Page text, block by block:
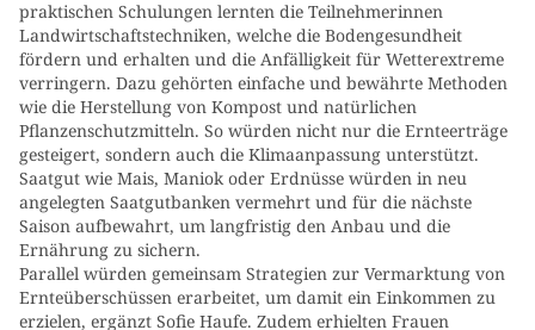
praktischen Schulungen lernten die Teilnehmerinnen
Landwirtschaftstechniken, welche die Bodengesundheit
fördern und erhalten und die Anfälligkeit für Wetterextreme
verringern. Dazu gehörten einfache und bewährte Methoden
wie die Herstellung von Kompost und natürlichen
Pflanzenschutzmitteln. So würden nicht nur die Ernteerträge
gesteigert, sondern auch die Klimaanpassung unterstützt.
Saatgut wie Mais, Maniok oder Erdnüsse würden in neu
angelegten Saatgutbanken vermehrt und für die nächste
Saison aufbewahrt, um langfristig den Anbau und die
Ernährung zu sichern.
Parallel würden gemeinsam Strategien zur Vermarktung von
Ernteüberschüssen erarbeitet, um damit ein Einkommen zu
erzielen, ergänzt Sofie Haufe. Zudem erhielten Frauen